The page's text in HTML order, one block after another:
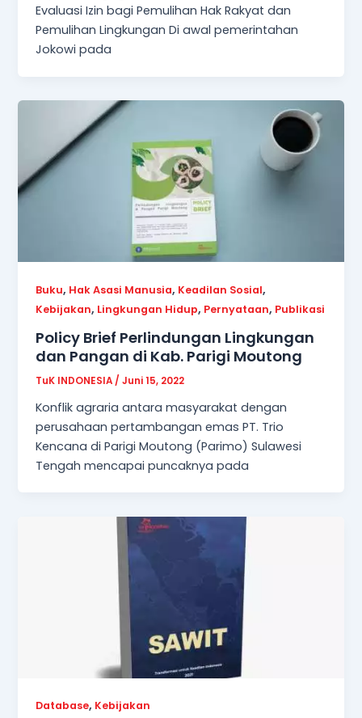
Evaluasi Izin bagi Pemulihan Hak Rakyat dan
Pemulihan Lingkungan Di awal pemerintahan
Jokowi pada
Buku, Hak Asasi Manusia, Keadilan Sosial,
Kebijakan, Lingkungan Hidup, Pernyataan, Publikasi
Policy Brief Perlindungan Lingkungan
dan Pangan di Kab. Parigi Moutong
TuK INDONESIA /Juni 15, 2022
Konflik agraria antara masyarakat dengan
perusahaan pertambangan emas PT. Trio
Kencana di Parigi Moutong (Parimo) Sulawesi
Tengah mencapai puncaknya pada
Database, Kebijakan